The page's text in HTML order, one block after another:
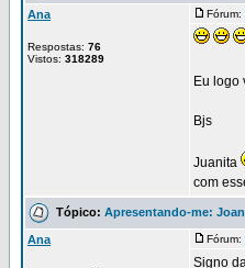
Ana
Respostas: 76
Vistos: 318289
Fórum:
Eu logo
Bjs
Juanita
com
Tópico: Apresentando-me:
Ana Fórum:
Signo